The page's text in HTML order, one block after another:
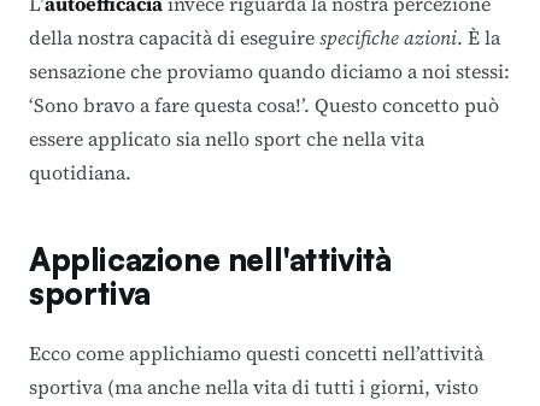
della nostra capacità di eseguirespecifiche azioni. È la
sensazione che proviamo quando diciamo a noi stessi:
‘Sono bravo a fare questa cosa!’. Questo concetto può
essere applicato sia nello sport che nella vita
quotidiana.
Applicazione nell'attività
sportiva
Ecco come applichiamo questi concetti nell’attività
sportiva (ma anche nella vita di tutti i giorni, visto